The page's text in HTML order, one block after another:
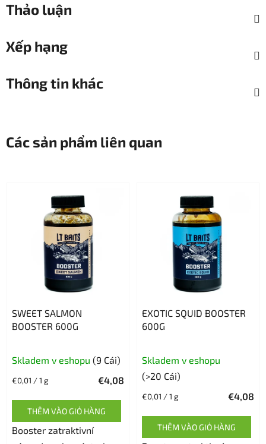
Thảo luận
Xếp hạng
Thông tin khác
Các sản phẩm liên quan
SWEET SALMON
BOOSTER 600G
Skladem v eshopu (9 Cái)
€4,08
Giá
lường:
€0,01 / 1 g
THÊM VÀO GIỎ HÀNG
Booster zatraktivní
EXOTIC SQUID BOOSTER
600G
Skladem v eshopu
(>20 Cái)
€4,08
Giá
lường:
€0,01 / 1 g
THÊM VÀO GIỎ HÀNG